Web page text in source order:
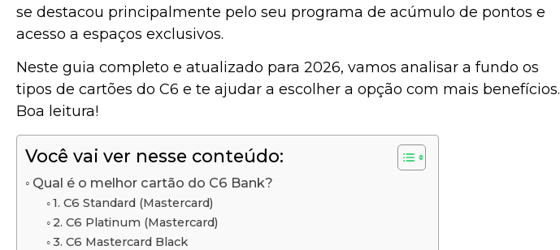
se destacou principalmente pelo seu programa de acúmulo de pontos e
acesso a espaços exclusivos.
Neste guia completo e atualizado para 2026, vamos analisar a fundo os
tipos de cartões do C6 e te ajudar a escolher a opção com mais benefícios.
Boa leitura!
Você vai ver nesse conteúdo:
Qual é o melhor cartão do C6 Bank?
1. C6 Standard (Mastercard)
2. C6 Platinum (Mastercard)
3. C6 Mastercard Black